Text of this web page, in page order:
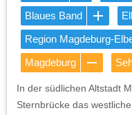
Blaues Band
Region Magdeburg-
Magdeburg
In der südlichen Altstadt
Sternbrücke das